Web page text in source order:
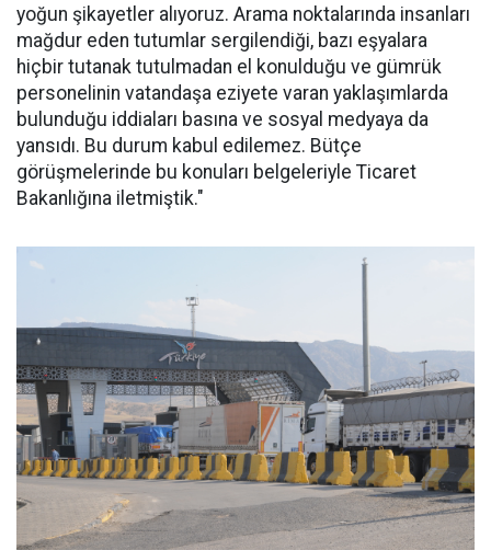
yoğun şikayetler alıyoruz. Arama noktalarında insanları
mağdur eden tutumlar sergilendiği, bazı eşyalara
hiçbir tutanak tutulmadan el konulduğu ve gümrük
personelinin vatandaşa eziyete varan yaklaşımlarda
bulunduğu iddiaları basına ve sosyal medyaya da
yansıdı. Bu durum kabul edilemez. Bütçe
görüşmelerinde bu konuları belgeleriyle Ticaret
Bakanlığına iletmiştik."